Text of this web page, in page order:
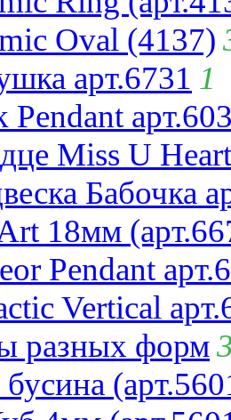
Oval (4137)
арт.6731 1
Pendant
Miss U
Бабочка
18мм
Pendant
Vertical
разных форм